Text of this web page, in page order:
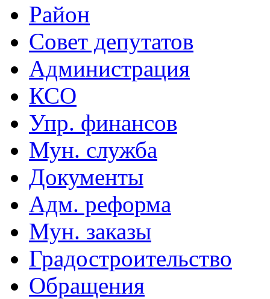
Район
Совет депутатов
Администрация
КСО
Упр. финансов
Мун. служба
Документы
Адм. реформа
Мун. заказы
Градостроительство
Обращения